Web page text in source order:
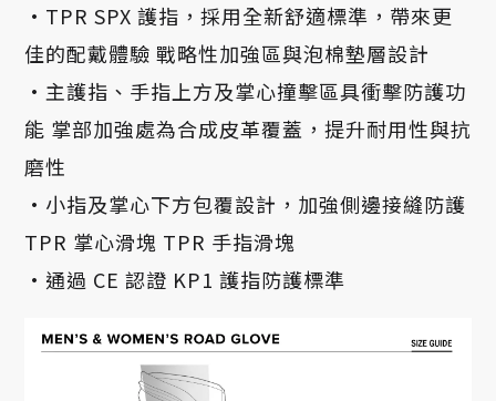
·TPR SPX 護指，採用全新舒適標準，帶來更
佳的配戴體驗 戰略性加強區與泡棉墊層設計
· 主護指、手指上方及掌心撞擊區具衝擊防護功
能 掌部加強處為合成皮革覆蓋，提升耐用性與抗
磨性
· 小指及掌心下方包覆設計，加強側邊接縫防護
TPR 掌心滑塊 TPR 手指滑塊
· 通過 CE 認證 KP1 護指防護標準